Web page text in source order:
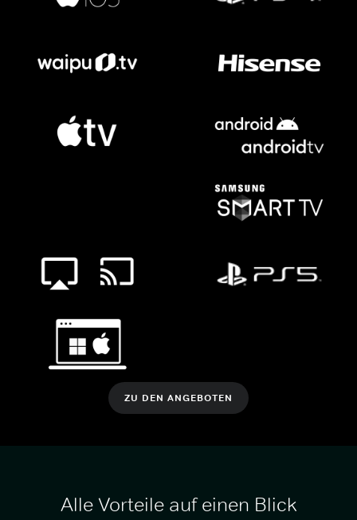
ZU DEN ANGEBOTEN
Alle Vorteile auf einen Blick